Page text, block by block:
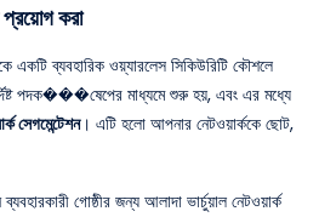
করা
একটি ব্যবহারিক ওয়্যারলেস সিকিউরিটি কৌশলে
পদক���ষেপের মাধ্যমে শুরু হয়, এবং এর মধ্যে
সেগমেন্টেশন। এটি হলো আপনার নেটওয়ার্ককে ছোট,
গোষ্ঠীর জন্য আলাদা ভার্চুয়াল নেটওয়ার্ক